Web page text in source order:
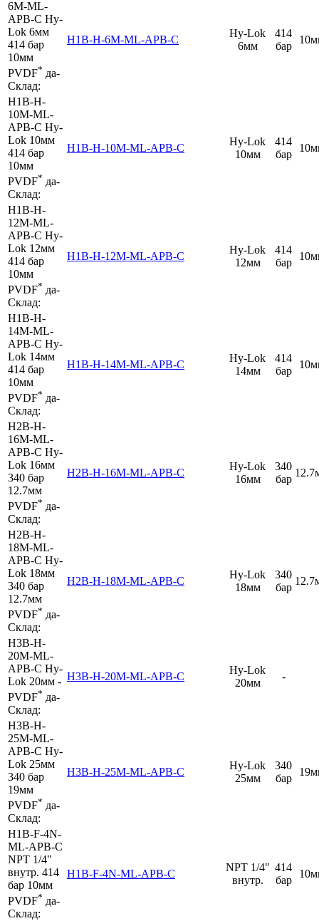
6M-ML-
APB-C Hy-
Lok 6мм
414 бар
10мм
PVDF* да-
Склад:
H1B-H-6M-ML-APB-C
Hy-Lok
6мм
414
бар
H1B-H-
10M-ML-
APB-C Hy-
Lok 10мм
414 бар
10мм
PVDF* да-
Склад:
H1B-H-10M-ML-APB-C
Hy-Lok
10мм
414
бар
H1B-H-
12M-ML-
APB-C Hy-
Lok 12мм
414 бар
10мм
PVDF* да-
Склад:
H1B-H-12M-ML-APB-C
Hy-Lok
12мм
414
бар
H1B-H-
14M-ML-
APB-C Hy-
Lok 14мм
414 бар
10мм
PVDF* да-
Склад:
H1B-H-14M-ML-APB-C
Hy-Lok
14мм
414
бар
H2B-H-
16M-ML-
APB-C Hy-
Lok 16мм
340 бар
12.7мм
PVDF* да-
Склад:
H2B-H-16M-ML-APB-C
Hy-Lok
16мм
340
бар
H2B-H-
18M-ML-
APB-C Hy-
Lok 18мм
340 бар
12.7мм
PVDF* да-
Склад:
H2B-H-18M-ML-APB-C
Hy-Lok
18мм
340
бар
H3B-H-
20M-ML-
APB-C Hy-
Lok 20мм -
PVDF* да-
Склад:
H3B-H-20M-ML-APB-C
Hy-Lok
20мм
-
H3B-H-
25M-ML-
APB-C Hy-
Lok 25мм
340 бар
19мм
PVDF* да-
Склад:
H3B-H-25M-ML-APB-C
Hy-Lok
25мм
340
бар
H1B-F-4N-
ML-APB-C
NPT 1/4"
внутр. 414
бар 10мм
PVDF* да-
Склад:
H1B-F-4N-ML-APB-C
NPT 1/4"
внутр.
414
бар